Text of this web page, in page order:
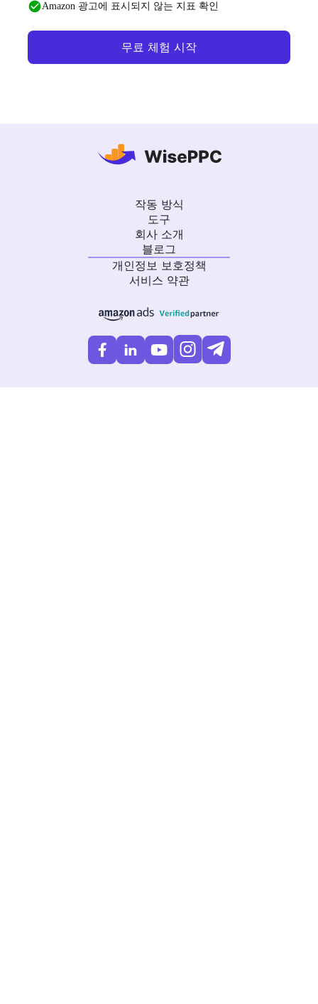
Amazon 광고에 표시되지 않는 지표 확인
무료 체험 시작
작동 방식
도구
회사 소개
블로그
개인정보 보호정책
서비스 약관